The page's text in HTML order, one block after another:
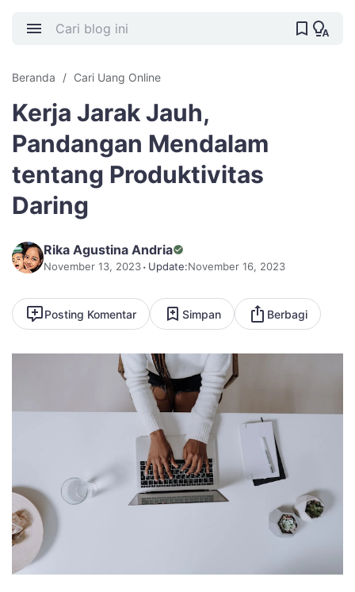
Beranda Cari Uang Online
Kerja Jarak Jauh,
Pandangan Mendalam
tentang Produktivitas
Daring
Rika Agustina Andria
November 13, 2023 Update:November 16, 2023
Posting Komentar Simpan Berbagi